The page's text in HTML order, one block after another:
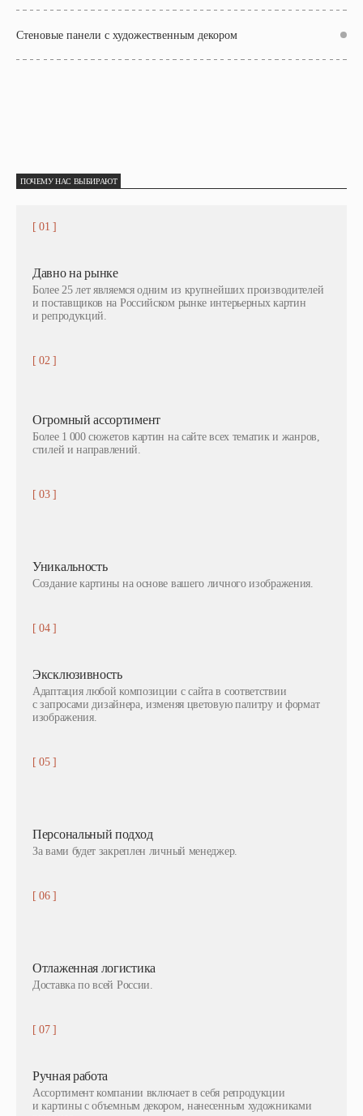
Стеновые панели с художественным декором
ПОЧЕМУ НАС ВЫБИРАЮТ
Давно на рынке
Более 25 лет являемся одним из крупнейших производителей
и поставщиков на Российском рынке интерьерных картин
и репродукций.
[ 01 ]
Огромный ассортимент
Более 1 000 сюжетов картин на сайте всех тематик и жанров,
стилей и направлений.
[ 02 ]
Уникальность
Создание картины на основе вашего личного изображения.
[ 03 ]
Эксклюзивность
Адаптация любой композиции с сайта в соответствии
с запросами дизайнера, изменяя цветовую палитру и формат
изображения.
[ 04 ]
Персональный подход
За вами будет закреплен личный менеджер.
[ 05 ]
Отлаженная логистика
Доставка по всей России.
[ 06 ]
Ручная работа
Ассортимент компании включает в себя репродукции
и картины с объемным декором, нанесенным художниками
[ 07 ]